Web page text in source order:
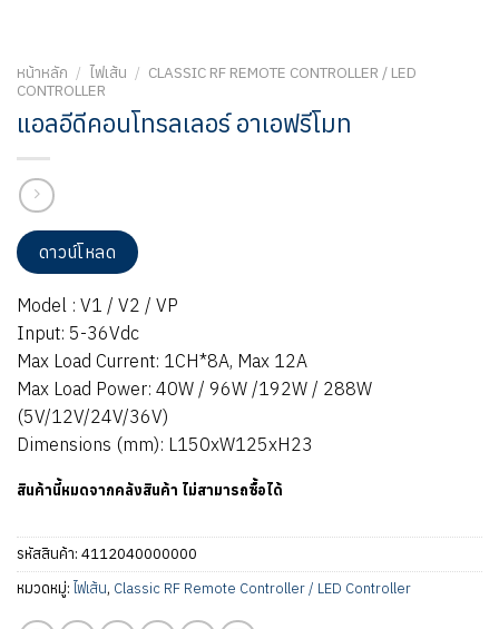
หน้าหลัก / ไฟเส้น / CLASSIC RF REMOTE CONTROLLER / LED
CONTROLLER
แอลอีดีคอนโทรลเลอร์ อาเอฟรีโมท
ดาวน์โหลด
Model : V1 / V2 / VP
Input: 5-36Vdc
Max Load Current: 1CH*8A, Max 12A
Max Load Power: 40W / 96W /192W / 288W
(5V/12V/24V/36V)
Dimensions (mm): L150xW125xH23
สินค้านี้หมดจากคลังสินค้า ไม่สามารถซื้อได้
รหัสสินค้า: 4112040000000
หมวดหมู่: ไฟเส้น, Classic RF Remote Controller / LED Controller